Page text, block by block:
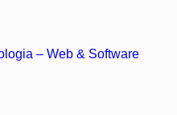
– Web & Software